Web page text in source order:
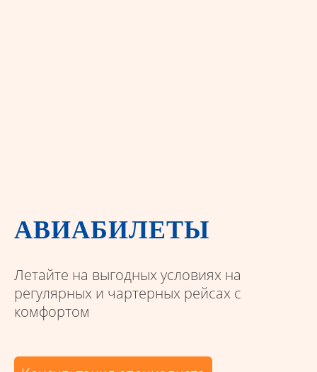
АВИАБИЛЕТЫ
Летайте на выгодных условиях на
регулярных и чартерных рейсах с
комфортом